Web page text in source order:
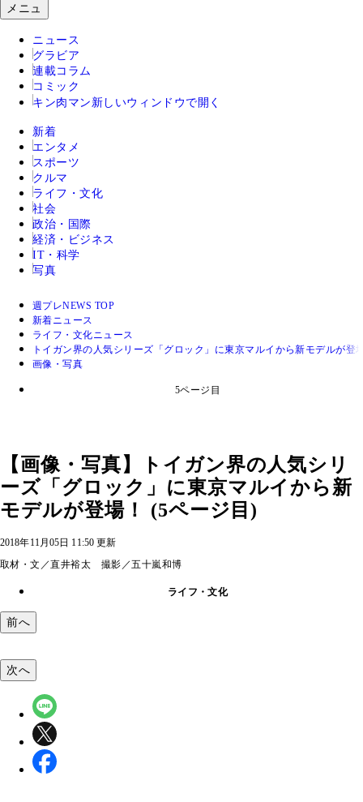
メニュ
ニュース
グラビア
連載コラム
コミック
キン肉マン 新しいウィンドウで開く
新着
エンタメ
スポーツ
クルマ
ライフ・文化
社会
政治・国際
経済・ビジネス
IT・科学
写真
週プレNEWS TOP
新着ニュース
ライフ・文化ニュース
トイガン界の人気シリーズ「グロック」に東京マルイから新モデルが登
画像・写真
5ページ目
【画像・写真】トイガン界の人気シリ
ーズ「グロック」に東京マルイから新
モデルが登場！ (5ページ目)
2018年11月05日 11:50 更新
取材・文／直井裕太 撮影／五十嵐和博
ライフ・文化
前へ
次へ